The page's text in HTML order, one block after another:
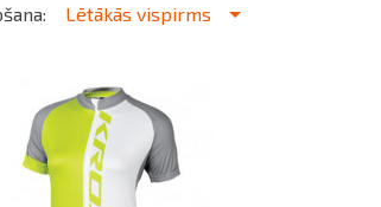
Lētākās vispirms